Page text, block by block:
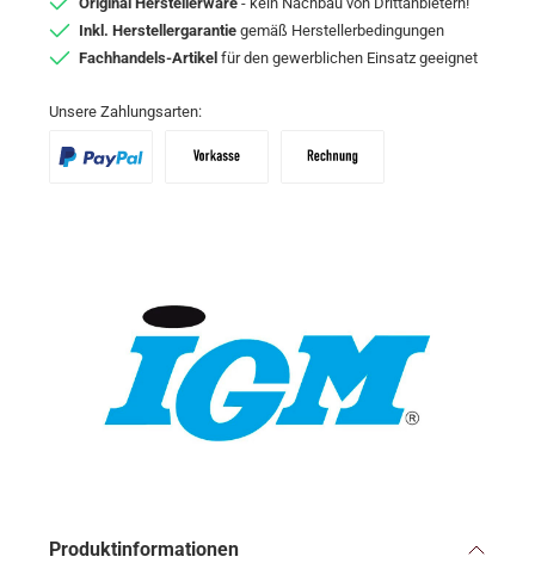
Inkl. Herstellergarantie gemäß Herstellerbedingungen
Fachhandels-Artikel für den gewerblichen Einsatz geeignet
Unsere Zahlungsarten:
Produktinformationen